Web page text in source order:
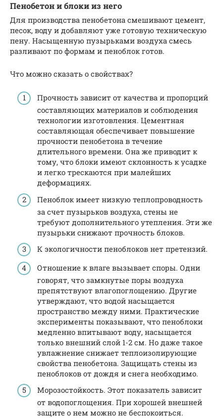
Пенобетон и блоки из него
Для производства пенобетона смешивают цемент,
песок, воду и добавляют уже готовую техническую
пену. Насыщенную пузырьками воздуха смесь
разливают по формам и пеноблок готов.
Что можно сказать о свойствах?
Прочность зависит от качества и пропорций
составляющих материалов и соблюдения
технологии изготовления. Цементная
составляющая обеспечивает повышение
прочности пенобетона в течение
длительного времени. Она же приводит к
тому, что блоки имеют склонность к усадке
и легко трескаются при малейших
деформациях.
Пеноблок имеет низкую теплопроводность
за счет пузырьков воздуха, стены не
требуют дополнительного утепления. Эти же
пузырьки снижают прочность блоков.
К экологичности пеноблоков нет претензий.
Отношение к влаге вызывает споры. Одни
говорят, что замкнутые поры воздуха
препятствуют влагопоглощению. Другие
утверждают, что водой насыщается
пространство между ними. Практические
эксперименты показывают, что пеноблоки
медленно впитывают воду, насыщается
только внешний слой 1-2 см. Но даже такое
увлажнение снижает теплоизолирующие
свойства пенобетона. Защищать стены из
пеноблоков от дождя и снега необходимо.
Морозостойкость. Этот показатель зависит
от водопоглощения. При хорошей внешней
защите о нем можно не беспокоиться.